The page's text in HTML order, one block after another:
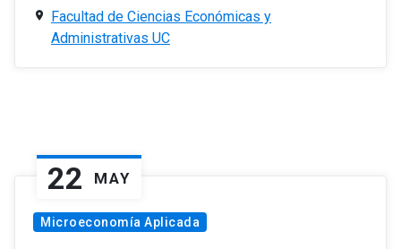
Facultad de Ciencias Económicas y
Administrativas UC
22 MAY
Microeconomía Aplicada